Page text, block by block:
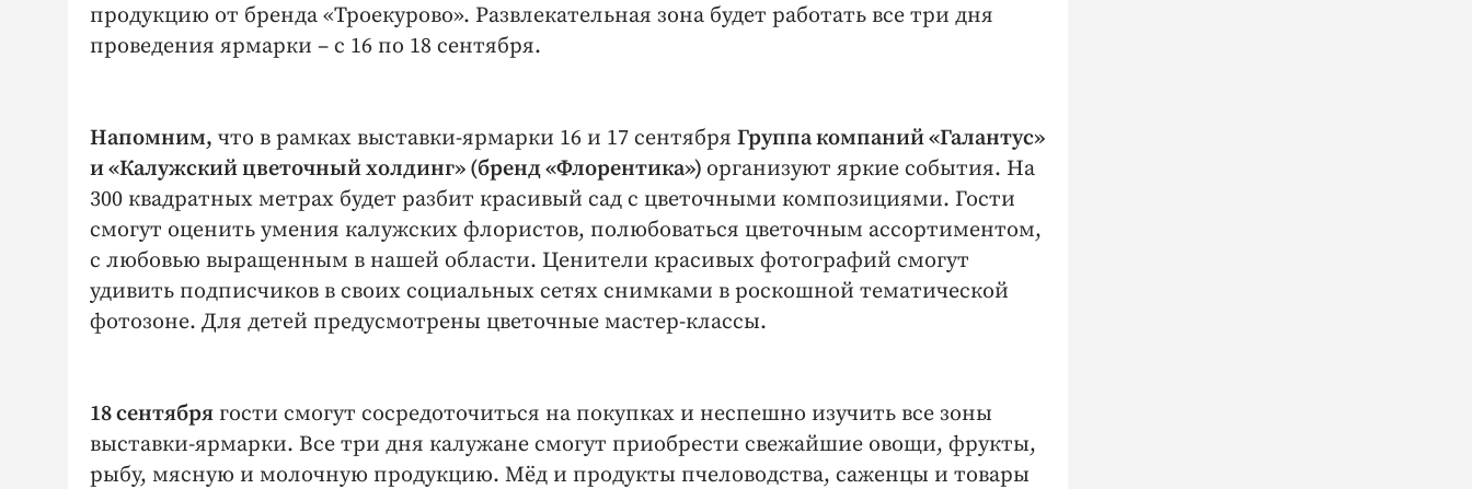
продукцию от бренда «Троекурово». Развлекательная зона будет работать все три дня
проведения ярмарки – с 16 по 18 сентября.
Напомним, что в рамках выставки-ярмарки 16 и 17 сентября Группа компаний «Галантус»
и «Калужский цветочный холдинг» (бренд «Флорентика») организуют яркие события. На
300 квадратных метрах будет разбит красивый сад с цветочными композициями. Гости
смогут оценить умения калужских флористов, полюбоваться цветочным ассортиментом,
с любовью выращенным в нашей области. Ценители красивых фотографий смогут
удивить подписчиков в своих социальных сетях снимками в роскошной тематической
фотозоне. Для детей предусмотрены цветочные мастер-классы.
18 сентября гости смогут сосредоточиться на покупках и неспешно изучить все зоны
выставки-ярмарки. Все три дня калужане смогут приобрести свежайшие овощи, фрукты,
рыбу, мясную и молочную продукцию. Мёд и продукты пчеловодства, саженцы и товары